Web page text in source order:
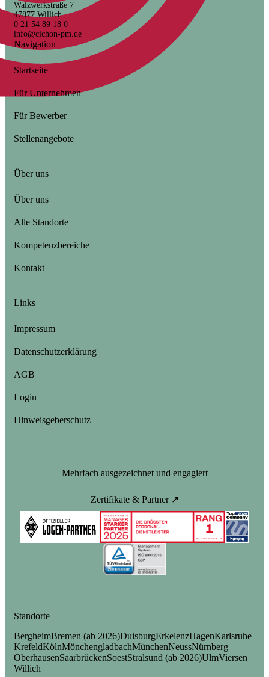
Walzwerkstraße 7
47877 Willich
0 21 54 89 18 0
info@cichon-pm.de
Navigation
Startseite
Für Unternehmen
Für Bewerber
Stellenangebote
Über uns
Über uns
Alle Standorte
Kompetenzbereiche
Kontakt
Links
Impressum
Datenschutzerklärung
AGB
Login
Hinweisgeberschutz
Mehrfach ausgezeichnet und engagiert
Zertifikate & Partner ↗
Standorte
BergheimBremen (ab 2026)DuisburgErkelenzHagenKarlsruhe
KrefeldKölnMönchengladbachMünchenNeussNürnberg
OberhausenSaarbrückenSoestStralsund (ab 2026)UlmViersen
Willich